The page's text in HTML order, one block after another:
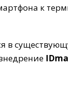
к
в